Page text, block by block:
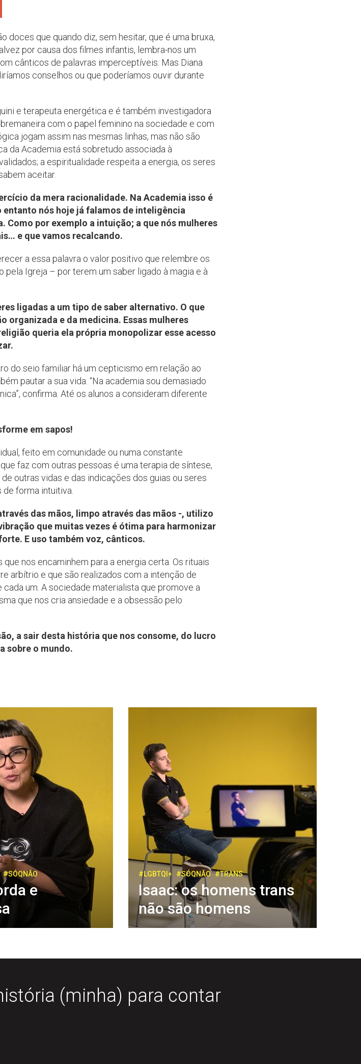
doces que quando diz, sem hesitar, que é uma bruxa,
por causa dos filmes infantis, lembra-nos um
cânticos de palavras imperceptíveis. Mas Diana
conselhos ou que poderíamos ouvir durante
e terapeuta energética e é também investigadora
com o papel feminino na sociedade e com
jogam assim nas mesmas linhas, mas não são
da Academia está sobretudo associada à
a espiritualidade respeita a energia, os seres
aceitar.
da mera racionalidade. Na Academia isso é
nós hoje já falamos de inteligência
por exemplo a intuição; a que nós mulheres
e que vamos recalcando.
a essa palavra o valor positivo que relembre os
Igreja – por terem um saber ligado à magia e à
ligadas a um tipo de saber alternativo. O que
organizada e da medicina. Essas mulheres
queria ela própria monopolizar esse acesso
do seio familiar há um cepticismo em relação ao
pautar a sua vida. “Na academia sou demasiado
confirma. Até os alunos a consideram diferente
em sapos!
feito em comunidade ou numa constante
faz com outras pessoas é uma terapia de síntese,
outras vidas e das indicações dos guias ou seres
forma intuitiva.
das mãos, limpo através das mãos -, utilizo
que muitas vezes é ótima para harmonizar
E uso também voz, cânticos.
nos encaminhem para a energia certa. Os rituais
arbítrio e que são realizados com a intenção de
um. A sociedade materialista que promove a
que nos cria ansiedade e a obsessão pelo
a sair desta história que nos consome, do lucro
sobre o mundo.
#SÓQNÃO
e
#LGBTQI+ #SÓQNÃO #TRANS
Isaac: os homens trans
não são homens
(minha) para contar